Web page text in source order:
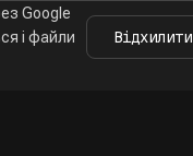
Google
і файли
Відхилити